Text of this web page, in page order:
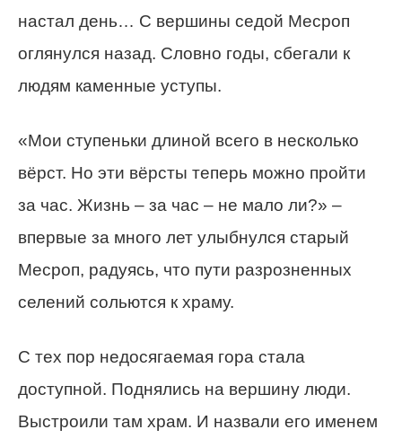
настал день… С вершины седой Месроп
оглянулся назад. Словно годы, сбегали к
людям каменные уступы.
«Мои ступеньки длиной всего в несколько
вёрст. Но эти вёрсты теперь можно пройти
за час. Жизнь – за час – не мало ли?» –
впервые за много лет улыбнулся старый
Месроп, радуясь, что пути разрозненных
селений сольются к храму.
С тех пор недосягаемая гора стала
доступной. Поднялись на вершину люди.
Выстроили там храм. И назвали его именем